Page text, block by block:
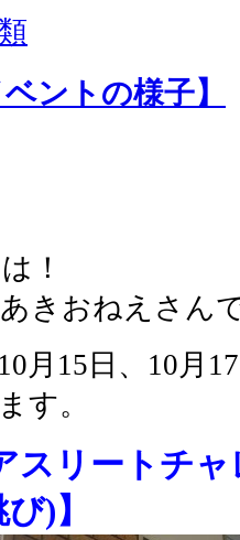
ントの様子】
！
きおねえさん
月15日、10月
す。
スリートチ
)】